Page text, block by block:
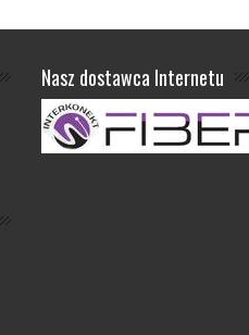
Nasz dostawca Internetu